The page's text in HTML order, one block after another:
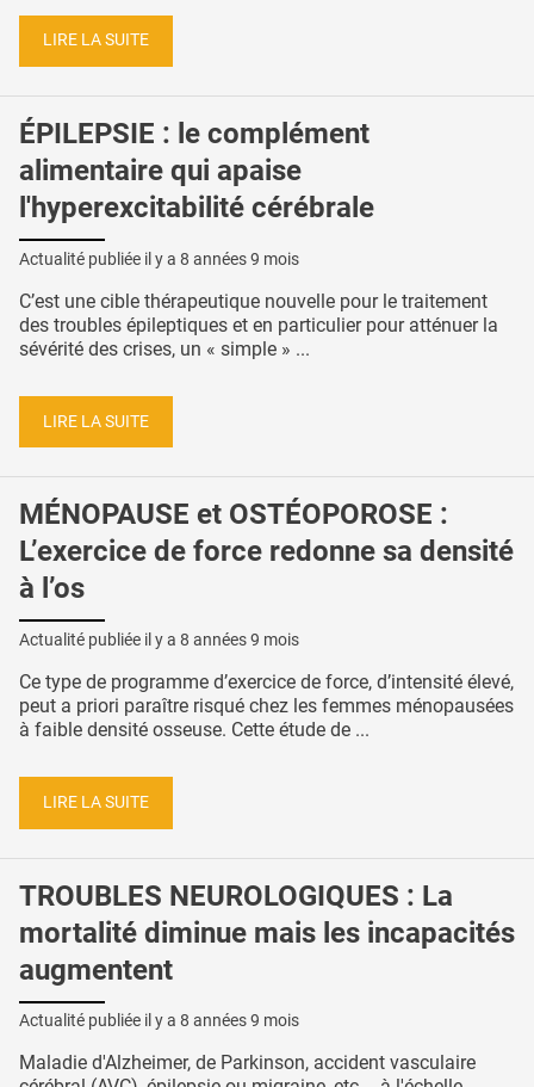
LIRE LA SUITE
ÉPILEPSIE : le complément
alimentaire qui apaise
l'hyperexcitabilité cérébrale
Actualité publiée il y a 8 années 9 mois
C’est une cible thérapeutique nouvelle pour le traitement
des troubles épileptiques et en particulier pour atténuer la
sévérité des crises, un « simple » ...
LIRE LA SUITE
MÉNOPAUSE et OSTÉOPOROSE :
L’exercice de force redonne sa densité
à l’os
Actualité publiée il y a 8 années 9 mois
Ce type de programme d’exercice de force, d’intensité élevé,
peut a priori paraître risqué chez les femmes ménopausées
à faible densité osseuse. Cette étude de ...
LIRE LA SUITE
TROUBLES NEUROLOGIQUES : La
mortalité diminue mais les incapacités
augmentent
Actualité publiée il y a 8 années 9 mois
Maladie d'Alzheimer, de Parkinson, accident vasculaire